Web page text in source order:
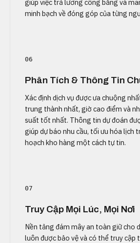
giúp việc trả lương công bằng và
minh bạch về đóng góp của từng
06
Phân Tích & Thông Tin
Xác định dịch vụ được ưa chuộng
trung thành nhất, giờ cao điểm và
suất tốt nhất. Thông tin dự đoán
giúp dự báo nhu cầu, tối ưu hóa lịch
hoạch kho hàng một cách tự tin.
07
Truy Cập Mọi Lúc, Mọi Nơi
Nền tảng đám mây an toàn giữ cho
luôn được bảo vệ và có thể truy cập